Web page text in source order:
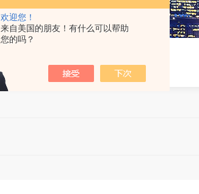
欢迎您！
来自美国的朋友！有什么可以帮助
您的吗？